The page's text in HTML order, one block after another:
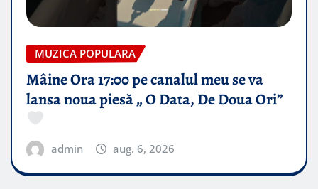
MUZICA POPULARA
Mâine Ora 17:00 pe canalul meu se va
lansa noua piesă „ O Data, De Doua Ori”
admin aug. 6, 2026